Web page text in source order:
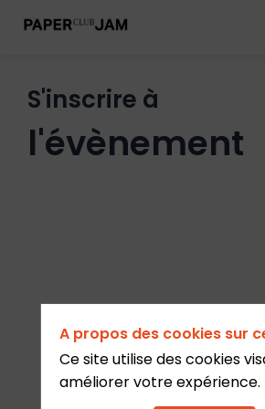
S'inscrire à
l'évènement
A propos des cookies sur
Ce site utilise des cookies
améliorer votre expérience.